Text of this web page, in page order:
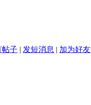
帖子 | 发短消息 | 加为好友